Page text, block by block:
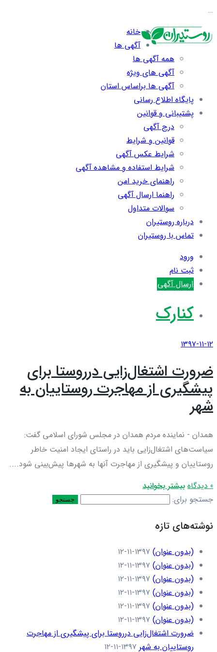
…
خانه
آگهی ها
همه آگهی ها
آگهی های ویژه
آگهی ها براساس استان
پایگاه اطلاع رسانی
پشتیبانی و قوانین
درج آگهی
قوانین و شرایط
شرایط عکس آگهی
شرایط استفاده و مشاهده آگهی
راهنمای خرید امن
راهنما ارسال آگهی
سوالات متداول
درباره روستیران
تماس با روستیران
ورود
ثبت نام
ارسال آگهی
کنارک
۱۳۹۷-۱۱-۱۲
ضرورت اشتغال‌زایی درروستا برای
پیشگیری از مهاجرت روستاییان به
شهر
همدان - نماینده مردم همدان در مجلس شورای اسلامی گفت:
سیاست‌های اشتغال‌زایی باید در راستای ایجاد امنیت خاطر
روستاییان و پیشگیری از مهاجرت آنها به شهرها پیش‌بینی شود....
0 دیدگاه
بیشتر بخوانید
جستجو برای:
نوشته‌های تازه
(بدون عنوان) ۱۳۹۷-۱۱-۱۲
(بدون عنوان) ۱۳۹۷-۱۱-۱۲
(بدون عنوان) ۱۳۹۷-۱۱-۱۲
(بدون عنوان) ۱۳۹۷-۱۱-۱۲
(بدون عنوان) ۱۳۹۷-۱۱-۱۲
(بدون عنوان) ۱۳۹۷-۱۱-۱۲
ضرورت اشتغال‌زایی درروستا برای پیشگیری از مهاجرت
روستاییان به شهر ۱۳۹۷-۱۱-۱۲